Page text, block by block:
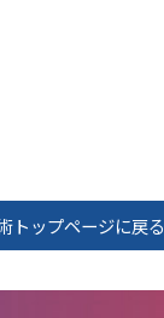
トップページに戻る